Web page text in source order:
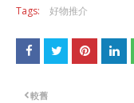
Tags: 好物推介
較舊